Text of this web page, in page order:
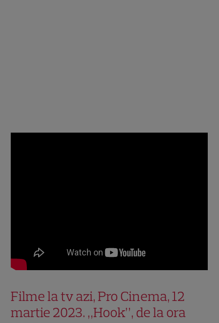
Filme la tv azi, Pro Cinema, 12
martie 2023. „Hook”, de la ora